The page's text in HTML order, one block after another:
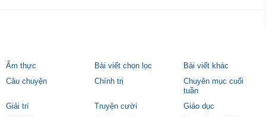
Ẩm thực Bài viết chọn lọc
Bài viết khác
Câu chuyện
Chính trị
Chuyên mục cuối
tuần
Giải trí
Truyện cười
Giáo dục